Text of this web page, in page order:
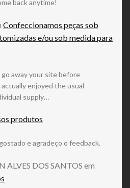
back anytime!
Confeccionamos peças sob
e/ou sob medida para
away your site before
enjoyed the usual
supply…
produtos
e agradeço o feedback.
ALVES DOS SANTOS em